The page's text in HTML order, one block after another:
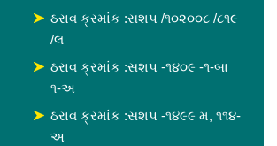
ઠરાવ ક્રમાંક :સશપ /૧૦૨૦૦૮ /૮૧૯
/લ
ઠરાવ ક્રમાંક :સશપ -૧૪૦૯ -૧-બા
૧-અ
ઠરાવ ક્રમાંક :સશપ -૧૪૯૯ મ, ૧૧૪-
અ